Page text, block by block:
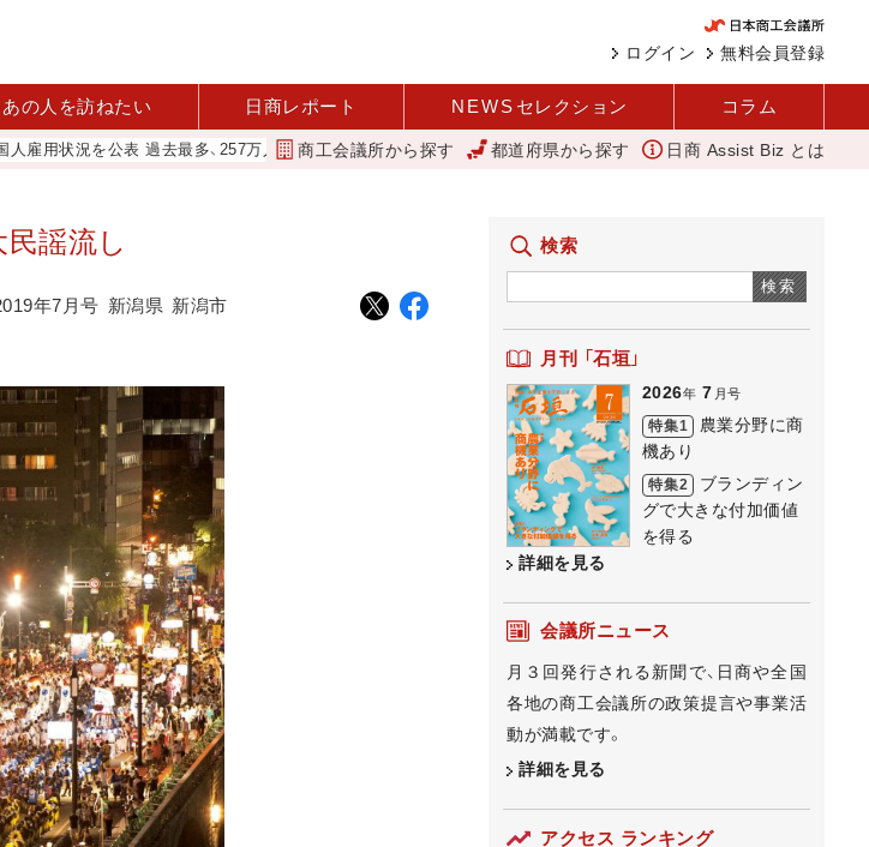
無料会員登録
ログイン
あの人を訪ねたい 日商レポート NEWS セレクション コラム
を公表 過去最多、257万人に 厚労省 変革と価値共創による日本経済の再出発 小林会頭 所信全文 「あった
商工会議所から探す 都道府県から探す 日商 Assist Biz とは
謡流し
年7月号 新潟県 新潟市
検索
検索
月刊 「石垣」
2026年 7 月号
特集1
農業分野に商
機あり
特集2
ブランディン
グで大きな付加価値
を得る
詳細を見る
会議所ニュース
月３回発行される新聞で、日商や全国
各地の商工会議所の政策提言や事業活
動が満載です。
詳細を見る
アクセス ランキング